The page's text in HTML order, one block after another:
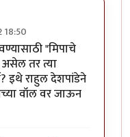
18:50
जुने धागे वाचा
"मिपाचे
तर त्या
इथे राहुल देशपांडेने
वॉल वर जाऊन